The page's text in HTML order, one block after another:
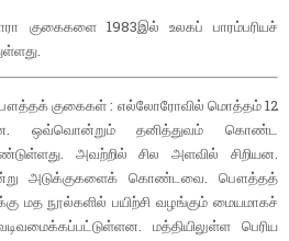
குகைகளை 1983இல் உலகப் பாரம்பரியச்
குகைகள் : எல்லோரோவில் மொத்தம் 12
ஒவ்வொன்றும் தனித்துவம் கொண்ட
அவற்றில் சில அளவில் சிறியன.
அடுக்குகளைக் கொண்டவை. பௌத்தத்
மத நூல்களில் பயிற்சி வழங்கும் மையமாகச்
மத்தியிலுள்ள பெரிய